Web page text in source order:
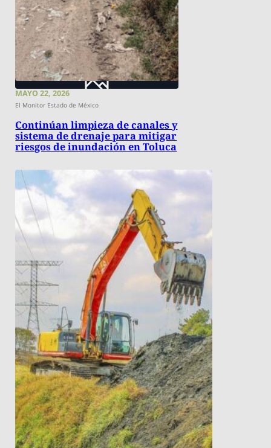
MAYO 22, 2026
El Monitor Estado de México
Continúan limpieza de canales y
sistema de drenaje para mitigar
riesgos de inundación en Toluca